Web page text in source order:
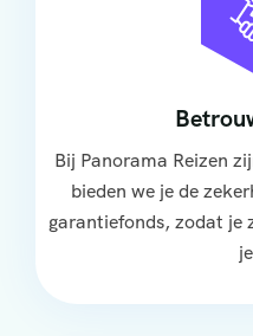
Bij Panorama Reizen
bieden we je de
garantiefonds, zodat je